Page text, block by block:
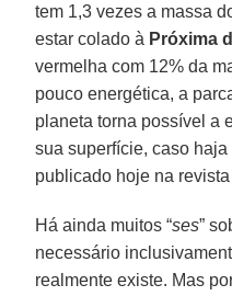
tem 1,3 vezes a massa
estar colado à Próxima
vermelha com 12% da
pouco energética, a
planeta torna possível a
sua superfície, caso
publicado hoje na revista
Há ainda muitos “ses”
necessário
realmente existe. Mas